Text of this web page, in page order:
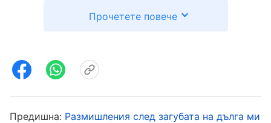
просветление и напътствие, за да ми
изпълнението на дълга, така че ги потърсих,
Прочетете повече
Предишна: Размишления след загубата на дълга ми